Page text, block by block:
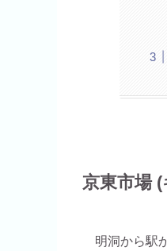
京東市場
明洞から駅